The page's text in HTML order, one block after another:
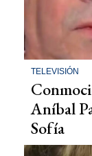
TELEVISIÓN
Aníbal
Sofía